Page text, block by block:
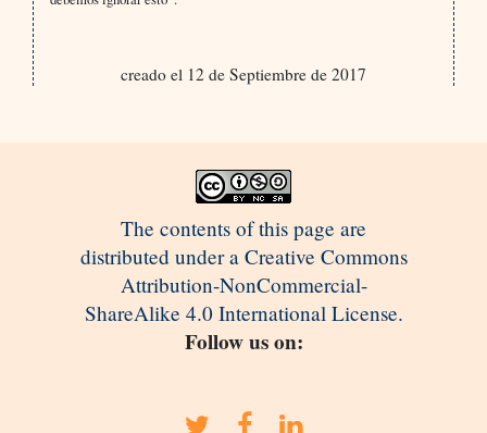
creado el 12 de Septiembre de 2017
The contents of this page are
distributed under a Creative Commons
Attribution-NonCommercial-
ShareAlike 4.0 International License.
Follow us on: